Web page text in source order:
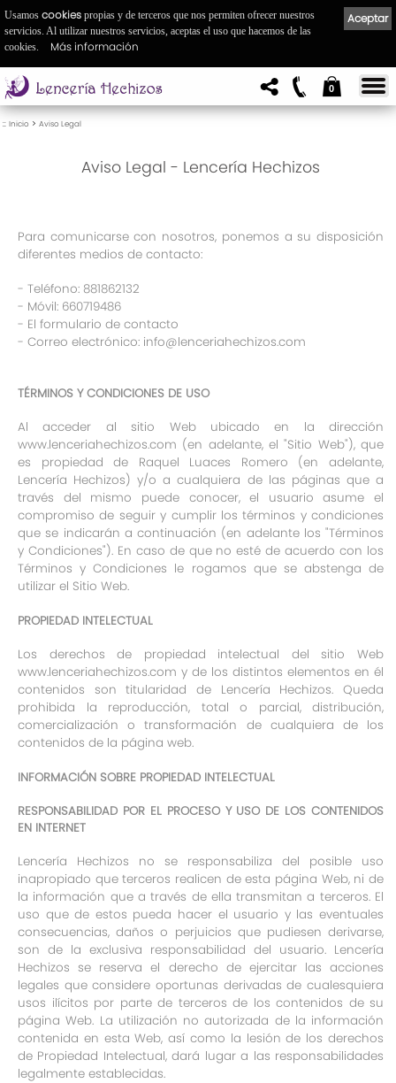
0
:: Inicio > Aviso Legal
Aviso Legal - Lencería Hechizos
Para comunicarse con nosotros, ponemos a su disposición
diferentes medios de contacto:
- Teléfono: 881862132
- Móvil: 660719486
- El formulario de contacto
- Correo electrónico: info@lenceriahechizos.com
TÉRMINOS Y CONDICIONES DE USO
Al acceder al sitio Web ubicado en la dirección
www.lenceriahechizos.com (en adelante, el "Sitio Web"), que
es propiedad de Raquel Luaces Romero (en adelante,
Lencería Hechizos) y/o a cualquiera de las páginas que a
través del mismo puede conocer, el usuario asume el
compromiso de seguir y cumplir los términos y condiciones
que se indicarán a continuación (en adelante los "Términos
y Condiciones"). En caso de que no esté de acuerdo con los
Términos y Condiciones le rogamos que se abstenga de
utilizar el Sitio Web.
PROPIEDAD INTELECTUAL
Los derechos de propiedad intelectual del sitio Web
www.lenceriahechizos.com y de los distintos elementos en él
contenidos son titularidad de Lencería Hechizos. Queda
prohibida la reproducción, total o parcial, distribución,
comercialización o transformación de cualquiera de los
contenidos de la página web.
INFORMACIÓN SOBRE PROPIEDAD INTELECTUAL
RESPONSABILIDAD POR EL PROCESO Y USO DE LOS CONTENIDOS
EN INTERNET
Lencería Hechizos no se responsabiliza del posible uso
inapropiado que terceros realicen de esta página Web, ni de
la información que a través de ella transmitan a terceros. El
uso que de estos pueda hacer el usuario y las eventuales
consecuencias, daños o perjuicios que pudiesen derivarse,
son de la exclusiva responsabilidad del usuario. Lencería
Hechizos se reserva el derecho de ejercitar las acciones
legales que considere oportunas derivadas de cualesquiera
usos ilícitos por parte de terceros de los contenidos de su
página Web. La utilización no autorizada de la información
contenida en esta Web, así como la lesión de los derechos
de Propiedad Intelectual, dará lugar a las responsabilidades
legalmente establecidas.
Aceptar
Usamos cookies propias y de terceros que nos permiten ofrecer nuestros
servicios. Al utilizar nuestros servicios, aceptas el uso que hacemos de las
cookies.
Más información